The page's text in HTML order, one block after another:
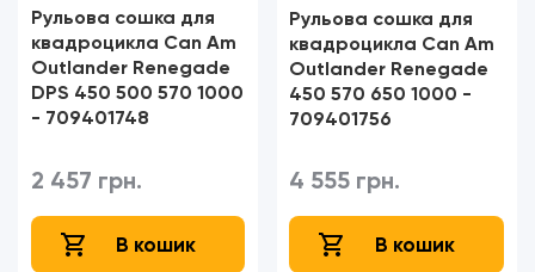
Рульова сошка для
квадроцикла Can Am
Outlander Renegade
DPS 450 500 570 1000
- 709401748
2 457 грн.
В кошик
Рульова сошка для
квадроцикла Can Am
Outlander Renegade
450 570 650 1000 -
709401756
4 555 грн.
В кошик